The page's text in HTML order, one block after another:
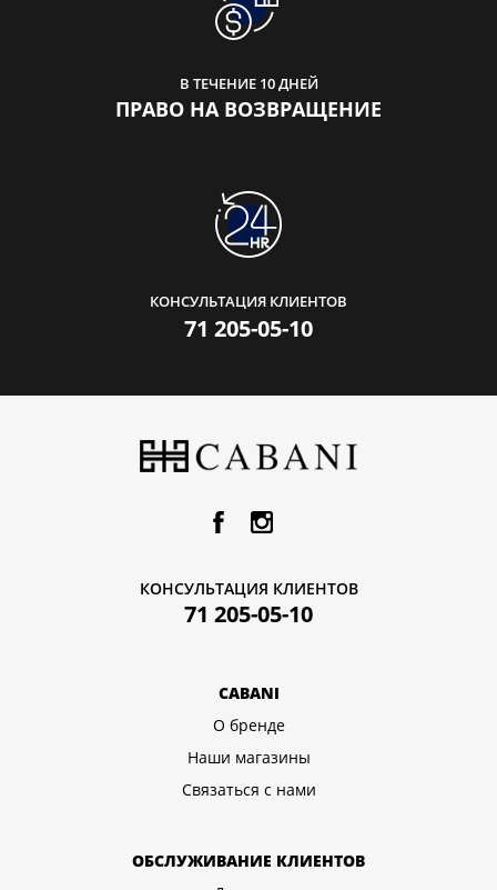
В ТЕЧЕНИЕ 10 ДНЕЙ
ПРАВО НА ВОЗВРАЩЕНИЕ
КОНСУЛЬТАЦИЯ КЛИЕНТОВ
71 205-05-10
КОНСУЛЬТАЦИЯ КЛИЕНТОВ
71 205-05-10
CABANI
О бренде
Наши магазины
Связаться с нами
ОБСЛУЖИВАНИЕ КЛИЕНТОВ